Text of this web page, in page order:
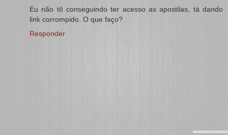
Eu não tô conseguindo ter acesso as apostilas, tá dando
link corrompido. O que faço?
Responder